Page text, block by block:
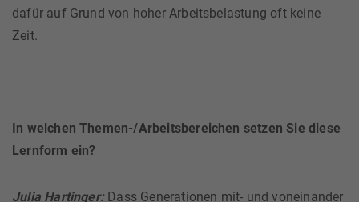
dafür auf Grund von hoher Arbeitsbelastung oft keine
Zeit.
In welchen Themen-/Arbeitsbereichen setzen Sie diese
Lernform ein?
Julia Hartinger: Dass Generationen mit- und voneinander